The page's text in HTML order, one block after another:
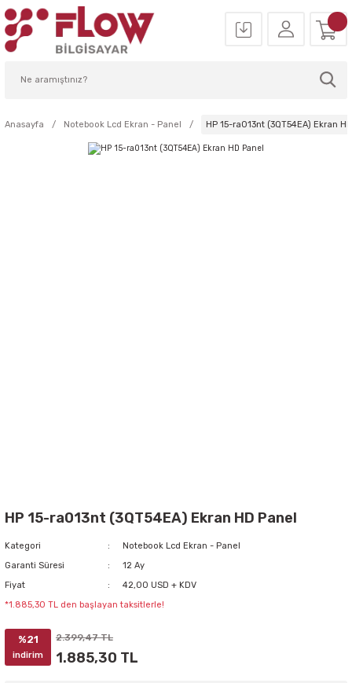
Anasayfa Notebook Lcd Ekran - Panel HP 15-ra013nt (3QT54EA) Ekran
HP 15-ra013nt (3QT54EA) Ekran HD Panel
Kategori
Notebook Lcd Ekran - Panel
Garanti Süresi
12 Ay
Fiyat
42,00 USD + KDV
*1.885,30 TL den başlayan taksitlerle!
%21
indirim
2.399,47 TL
1.885,30 TL